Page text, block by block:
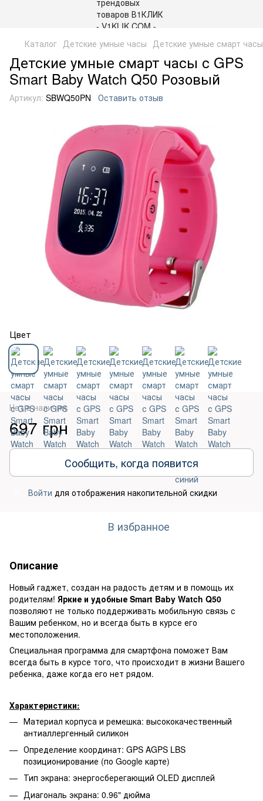
Каталог Детские умные часы Детские умные смарт
Детские умные смарт часы с GPS
Smart Baby Watch Q50 Розовый
Артикул: SBWQ50PN Оставить отзыв
Цвет
Нет в наличии
697 грн
Сообщить, когда появится
Войти для отображения накопительной скидки
В избранное
Описание
Новый гаджет, создан на радость детям и в помощь их
родителям! Яркие и удобные Smart Baby Watch Q50
позволяют не только поддерживать мобильную связь с
Вашим ребенком, но и всегда быть в курсе его
местоположения.
Специальная программа для смартфона поможет Вам
всегда быть в курсе того, что происходит в жизни Вашего
ребенка, даже когда его нет рядом.
Характеристики:
Материал корпуса и ремешка: высококачественный
антиаллергенный силикон
Определение координат: GPS AGPS LBS
позиционирование (по Google карте)
Тип экрана: энергосберегающий OLED дисплей
Диагональ экрана: 0.96" дюйма